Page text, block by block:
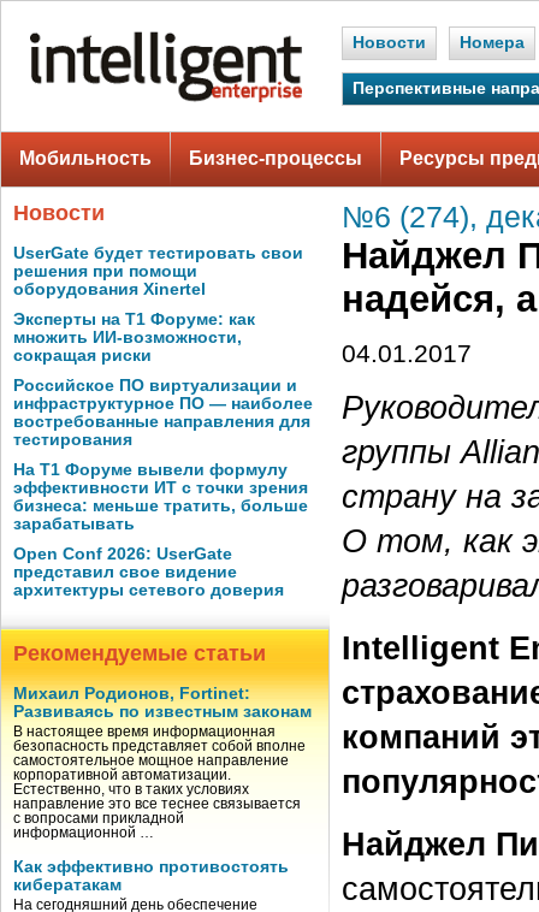
Новости Номера
Перспективные
Мобильность Бизнес-процессы Ресурсы
Новости
UserGate будет тестировать свои
решения при помощи
оборудования Xinertel
Эксперты на Т1 Форуме: как
множить ИИ-возможности,
сокращая риски
Российское ПО виртуализации и
инфраструктурное ПО — наиболее
востребованные направления для
тестирования
На Т1 Форуме вывели формулу
эффективности ИТ с точки зрения
бизнеса: меньше тратить, больше
зарабатывать
Open Conf 2026: UserGate
представил свое видение
архитектуры сетевого доверия
Рекомендуемые статьи
Михаил Родионов, Fortinet:
Развиваясь по известным законам
В настоящее время информационная
безопасность представляет собой вполне
самостоятельное мощное направление
корпоративной автоматизации.
Естественно, что в таких условиях
направление это все теснее связывается
с вопросами прикладной
информационной …
Как эффективно противостоять
кибератакам
На сегодняшний день обеспечение
№6 (274),
Найджел
надейся,
04.01.2017
группы
страну на
О том, как
Intelligent
компаний
Найджел